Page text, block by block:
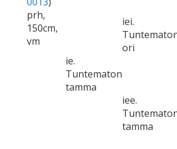
prh,
150cm,
vm
ie.
Tuntematon
tamma
iei.
ori
iee.
tamma